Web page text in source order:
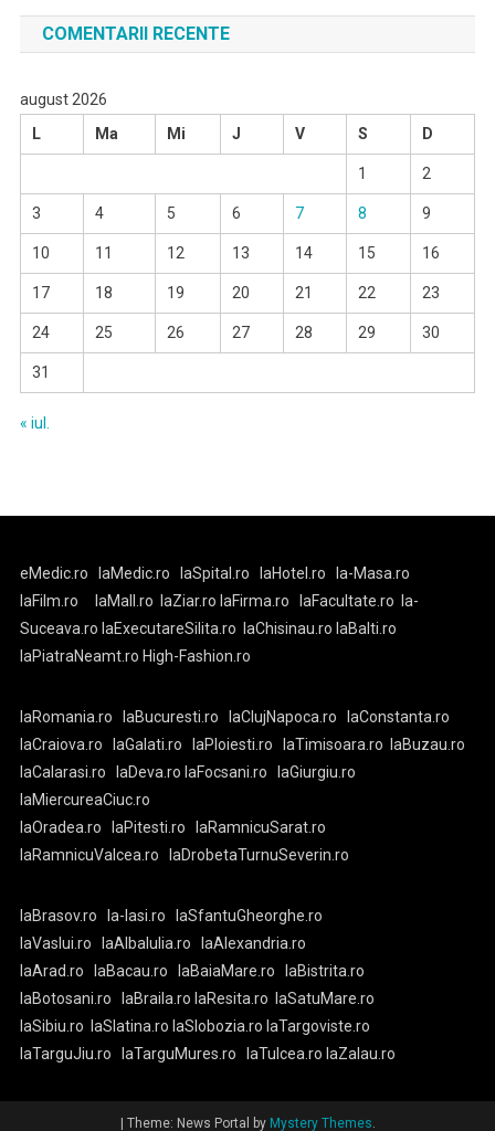
COMENTARII RECENTE
august 2026
L
Ma Mi J V S D
1 2
3 4 5 6 7 8 9
10 11 12 13 14 15 16
17 18 19 20 21 22 23
24 25 26 27 28 29 30
31
« iul.
eMedic.ro laMedic.ro laSpital.ro laHotel.ro
la-Masa.ro
laFilm.ro
laMall.ro laZiar.rolaFirma.ro laFacultate.ro la-
Suceava.ro laExecutareSilita.ro laChisinau.ro laBalti.ro
laPiatraNeamt.ro High-Fashion.ro
laRomania.ro laBucuresti.ro laClujNapoca.ro
laConstanta.ro
laCraiova.ro
laGalati.ro laPloiesti.ro laTimisoara.ro laBuzau.ro
laCalarasi.ro
laDeva.ro laFocsani.ro
laGiurgiu.ro
laMiercureaCiuc.ro
laOradea.ro
laPitesti.ro
laRamnicuSarat.ro
laRamnicuValcea.ro
laDrobetaTurnuSeverin.ro
laBrasov.ro la-Iasi.ro
laSfantuGheorghe.ro
laVaslui.rolaAlbaIulia.ro
laAlexandria.ro
laArad.ro
laBacau.ro laBaiaMare.ro
laBistrita.ro
laBotosani.ro
laBraila.ro laResita.ro laSatuMare.ro
laSibiu.ro laSlatina.ro laSlobozia.ro laTargoviste.ro
laTarguJiu.rolaTarguMures.ro laTulcea.rolaZalau.ro
| Theme: News Portal by Mystery Themes